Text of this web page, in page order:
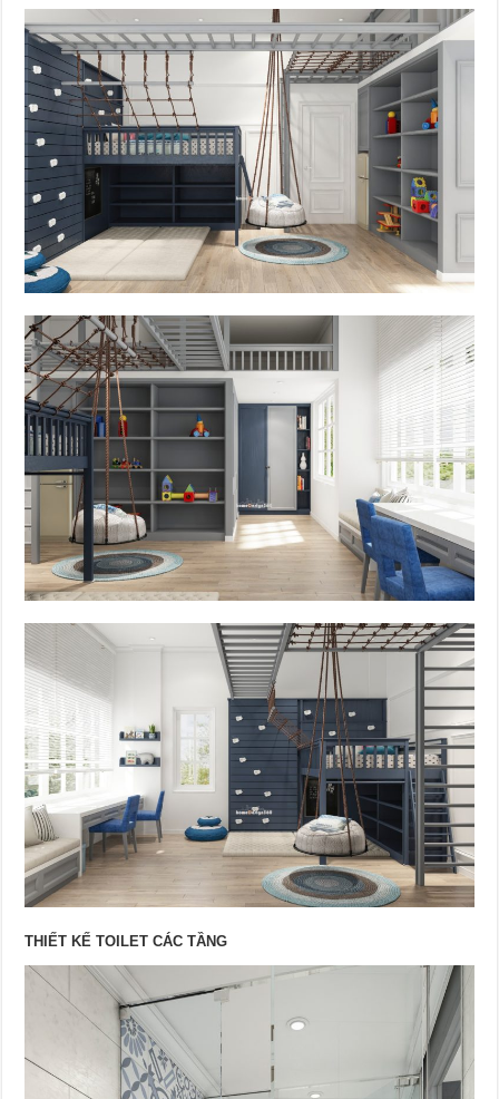
THIẾT KẾ TOILET CÁC TẦNG